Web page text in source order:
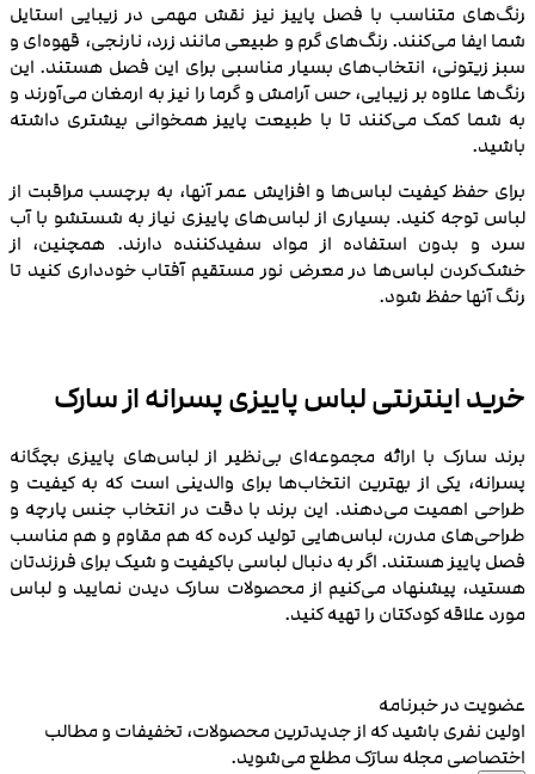
رنگ‌های متناسب با فصل پاییز نیز نقش مهمی در زیبایی استایل
شما ایفا می‌کنند. رنگ‌های گرم و طبیعی مانند زرد، نارنجی، قهوه‌ای و
سبز زیتونی، انتخاب‌های بسیار مناسبی برای این فصل هستند. این
رنگ‌ها علاوه بر زیبایی، حس آرامش و گرما را نیز به ارمغان می‌آورند و
به شما کمک می‌کنند تا با طبیعت پاییز همخوانی بیشتری داشته
باشید.
برای حفظ کیفیت لباس‌ها و افزایش عمر آنها، به برچسب مراقبت از
لباس توجه کنید. بسیاری از لباس‌های پاییزی نیاز به شستشو با آب
سرد و بدون استفاده از مواد سفیدکننده دارند. همچنین، از
خشک‌کردن لباس‌ها در معرض نور مستقیم آفتاب خودداری کنید تا
رنگ آنها حفظ شود.
خرید اینترنتی لباس پاییزی پسرانه از سارک
برند سارک با ارائه مجموعه‌ای بی‌نظیر از لباس‌های پاییزی بچگانه
پسرانه، یکی از بهترین انتخاب‌ها برای والدینی است که به کیفیت و
طراحی اهمیت می‌دهند. این برند با دقت در انتخاب جنس پارچه و
طراحی‌های مدرن، لباس‌هایی تولید کرده که هم مقاوم و هم مناسب
فصل پاییز هستند. اگر به دنبال لباسی باکیفیت و شیک برای فرزندتان
هستید، پیشنهاد می‌کنیم از محصولات سارک دیدن نمایید و لباس
مورد علاقه کودکتان را تهیه کنید.
عضویت در خبرنامه
اولین نفری باشید که از جدیدترین محصولات، تخفیفات و مطالب
اختصاصی مجله سارَک مطلع می‌شوید.